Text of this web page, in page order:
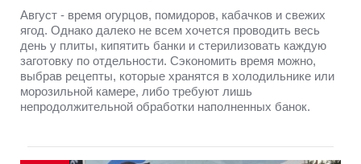
Август - время огурцов, помидоров, кабачков и свежих
ягод. Однако далеко не всем хочется проводить весь
день у плиты, кипятить банки и стерилизовать каждую
заготовку по отдельности. Сэкономить время можно,
выбрав рецепты, которые хранятся в холодильнике или
морозильной камере, либо требуют лишь
непродолжительной обработки наполненных банок.